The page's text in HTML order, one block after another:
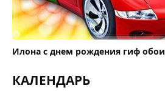
Илона с днем рождения гиф обои
КАЛЕНДАРЬ